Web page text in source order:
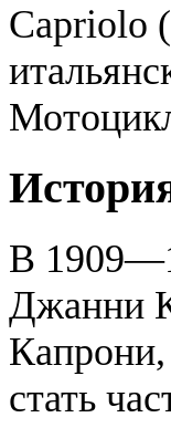
Capriolo
В
Джанни
стать